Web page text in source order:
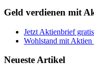
Geld verdienen mit
Jetzt Aktienbrief
Wohlstand mit
Neueste Artikel